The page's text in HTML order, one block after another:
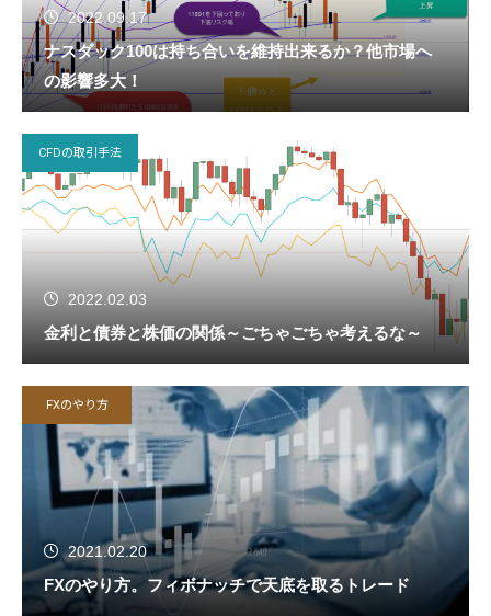
2022.09.17
ナスダック100は持ち合いを維持出来るか？他市場へ
の影響多大！
CFDの取引手法
2022.02.03
金利と債券と株価の関係～ごちゃごちゃ考えるな～
FXのやり方
2021.02.20
FXのやり方。フィボナッチで天底を取るトレード